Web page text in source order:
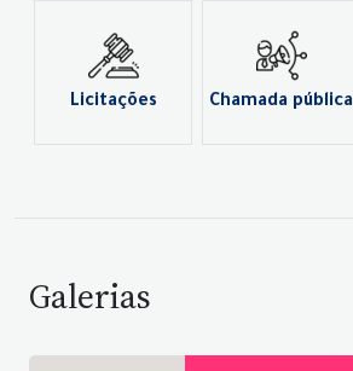
Licitações Chamada pública
Galerias